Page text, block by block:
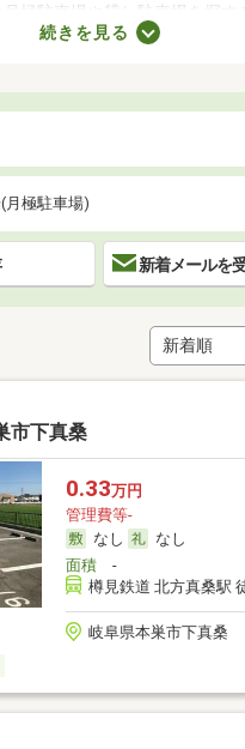
月極駐車場や貸し駐車場を探す
ら近い場所に駐車スペースを確
ェックしてみましょう。
続きを見る
月極駐車場)
新着メールを
市下真桑
0.33万円
管理費等-
なし
なし
面積-
樽見鉄道 北方真桑駅
岐阜県本巣市下真桑